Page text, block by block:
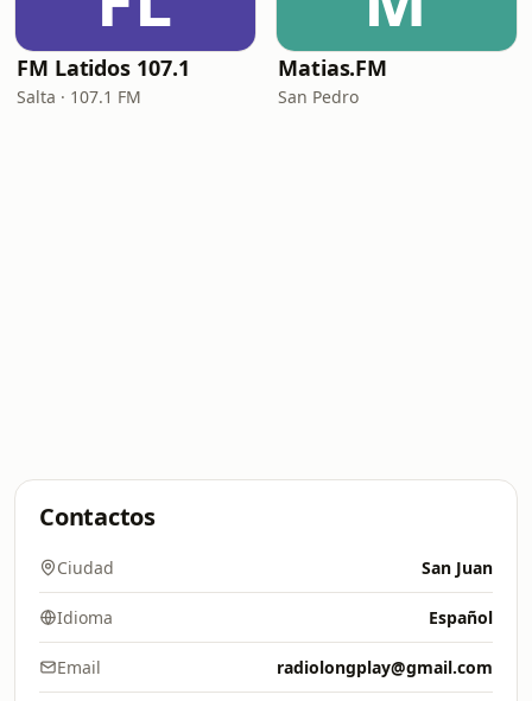
FM Latidos 107.1
Salta · 107.1 FM
Matias.FM
San Pedro
Contactos
Ciudad San Juan
Idioma Español
Email radiolongplay@gmail.com